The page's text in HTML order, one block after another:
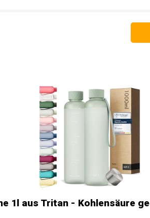
1l aus Tritan - Kohlensäure